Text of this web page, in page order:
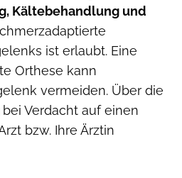
Kältebehandlung und
ist erlaubt. Eine
Orthese kann
vermeiden. Über die
Verdacht auf einen
bzw. Ihre Ärztin